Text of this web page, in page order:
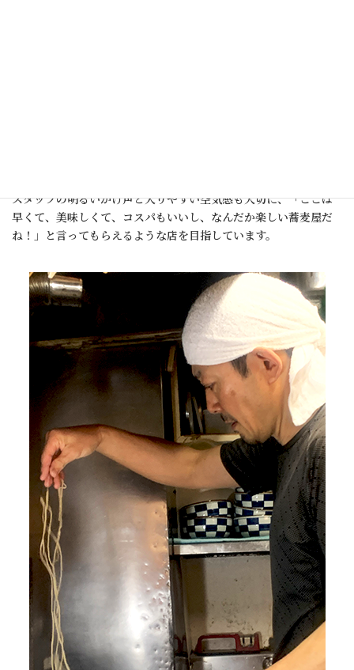
スタッフの明るいかけ声と入りやすい空気感も大切に、「ここは
早くて、美味しくて、コスパもいいし、なんだか楽しい蕎麦屋だ
ね！」と言ってもらえるような店を目指しています。